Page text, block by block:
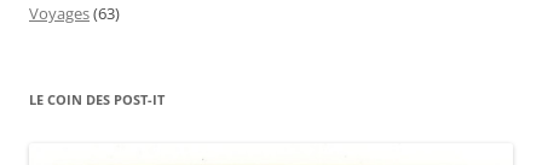
Voyages(63)
LE COIN DES POST-IT